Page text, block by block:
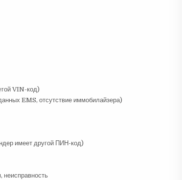
VIN-код)
EMS, отсутствие иммобилайзера)
имеет другой ПИН-код)
неисправность